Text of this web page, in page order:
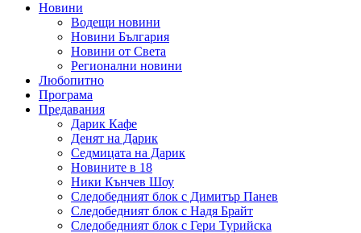
Новини
Водещи новини
Новини България
Новини от Света
Регионални новини
Любопитно
Програма
Предавания
Дарик Кафе
Денят на Дарик
Седмицата на Дарик
Новините в 18
Ники Кънчев Шоу
Следобедният блок с Димитър Панев
Следобедният блок с Надя Брайт
Следобедният блок с Гери Турийска